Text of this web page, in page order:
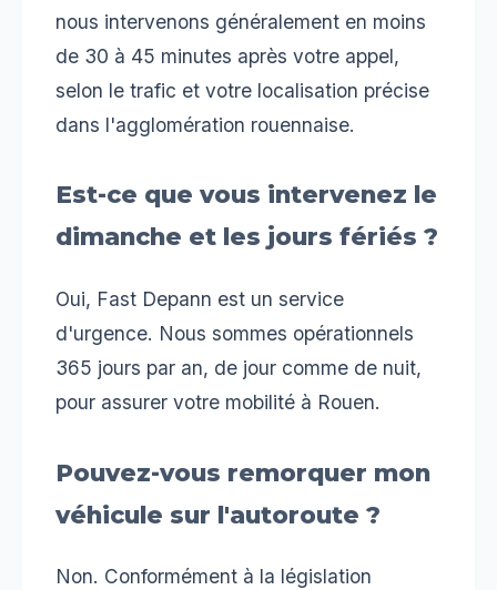
nous intervenons généralement en moins
de 30 à 45 minutes après votre appel,
selon le trafic et votre localisation précise
dans l'agglomération rouennaise.
Est-ce que vous intervenez le
dimanche et les jours fériés ?
Oui, Fast Depann est un service
d'urgence. Nous sommes opérationnels
365 jours par an, de jour comme de nuit,
pour assurer votre mobilité à Rouen.
Pouvez-vous remorquer mon
véhicule sur l'autoroute ?
Non. Conformément à la législation